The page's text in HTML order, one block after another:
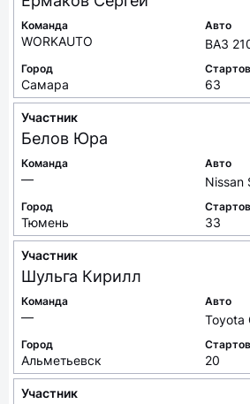
Команда
WORKAUTO
Авто
ВАЗ
Город
Самара 63
Участник
Белов Юра
Команда
—
Авто
Nissan
Город
Тюмень 33
Участник
Шульга Кирилл
Команда
—
Авто
Toyota
Город
Альметьевск 20
Участник